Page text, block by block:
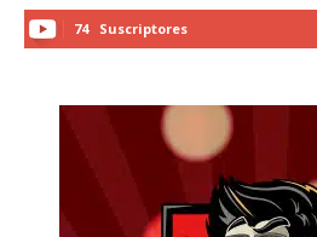
74 Suscriptores